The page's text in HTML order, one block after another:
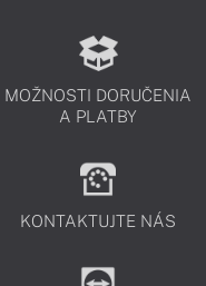
MOŽNOSTI DORUČENIA
A PLATBY
KONTAKTUJTE NÁS